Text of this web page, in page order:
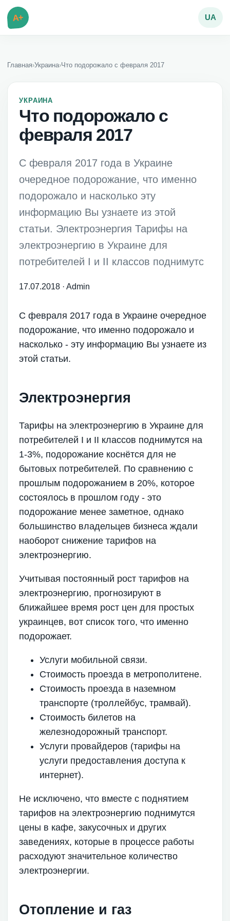
A+ UA
Главная›Украина›Что подорожало с февраля 2017
УКРАИНА
Что подорожало с
февраля 2017
С февраля 2017 года в Украине
очередное подорожание, что именно
подорожало и насколько эту
информацию Вы узнаете из этой
статьи. Электроэнергия Тарифы на
электроэнергию в Украине для
потребителей I и II классов поднимутс
17.07.2018 ·Admin
С февраля 2017 года в Украине очередное
подорожание, что именно подорожало и
насколько - эту информацию Вы узнаете из
этой статьи.
Электроэнергия
Тарифы на электроэнергию в Украине для
потребителей I и II классов поднимутся на
1-3%, подорожание коснётся для не
бытовых потребителей. По сравнению с
прошлым подорожанием в 20%, которое
состоялось в прошлом году - это
подорожание менее заметное, однако
большинство владельцев бизнеса ждали
наоборот снижение тарифов на
электроэнергию.
Учитывая постоянный рост тарифов на
электроэнергию, прогнозируют в
ближайшее время рост цен для простых
украинцев, вот список того, что именно
подорожает.
Услуги мобильной связи.
Стоимость проезда в метрополитене.
Стоимость проезда в наземном
транспорте (троллейбус, трамвай).
Стоимость билетов на
железнодорожный транспорт.
Услуги провайдеров (тарифы на
услуги предоставления доступа к
интернет).
Не исключено, что вместе с поднятием
тарифов на электроэнергию поднимутся
цены в кафе, закусочных и других
заведениях, которые в процессе работы
расходуют значительное количество
электроэнергии.
Отопление и газ